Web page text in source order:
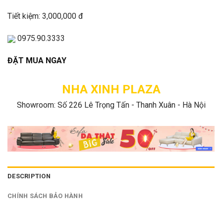
Tiết kiệm: 3,000,000 đ
0975.90.3333
ĐẶT MUA NGAY
NHA XINH PLAZA
Showroom: Số 226 Lê Trọng Tấn - Thanh Xuân - Hà Nội
DESCRIPTION
CHÍNH SÁCH BẢO HÀNH